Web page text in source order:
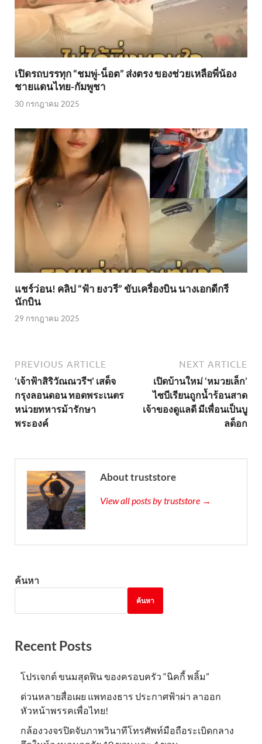
เปิดรถบรรทุก “ชมพู่-น็อต” ส่งตรง ของช่วยเหลือพี่น้อง
ชายแดนไทย-กัมพูชา
30 กรกฎาคม 2025
แชร์ว่อน! คลิป “ฟ้า ยงวรี” ขับเครื่องบิน นางเอกดีกรี
นักบิน
29 กรกฎาคม 2025
PREVIOUS ARTICLE
‘เจ้าฟ้าสิริวัณณวรีฯ’ เสด็จ
กรุงลอนดอน ทอดพระเนตร
หน่วยทหารม้ารักษา
พระองค์
NEXT ARTICLE
เปิดบ้านใหม่ ‘หมวยเล็ก’
ไซบีเรียนถูกน้ำร้อนสาด
เจ้าของดูแลดี มีเพื่อนเป็นบู
ลด็อก
About truststore
View all posts by truststore →
ค้นหา
ค้นหา
Recent Posts
โปรเจกต์ ขนมสุดฟิน ของครอบครัว “นิคกี้ พลิ้ม”
ด่วนหลายสื่อเผย แพทองธาร ประกาศฟ้าผ่า ลาออก
หัวหน้าพรรคเพื่อไทย!
กล้องวงจรปิดจับภาพวินาทีโทรศัพท์มือถือระเบิดกลาง